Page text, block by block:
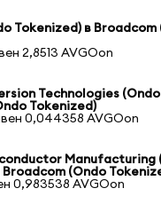
Tokenized) в Broadcom
2,8513 AVGOon
Technologies
Tokenized)
0,044358 AVGOon
Manufacturing
Broadcom (Ondo
0,983538 AVGOon